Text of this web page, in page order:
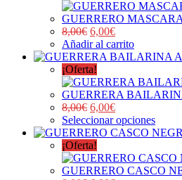
GUERRERO
8,00€ 6,00€
Añadir al carrito
¡Oferta!
GUERRERA
8,00€ 6,00€
Seleccionar opciones
¡Oferta!
GUERRERO CASCO